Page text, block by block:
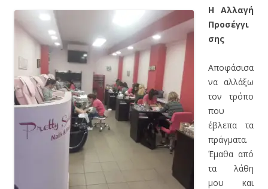
Η Αλλαγή
Προσέγγι
σης
Αποφάσισα
να αλλάξω
τον τρόπο
που
έβλεπα τα
πράγματα.
Έμαθα από
τα λάθη
μου και